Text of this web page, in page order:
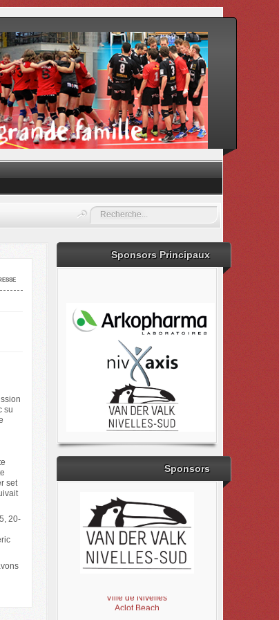
Rechercher
su
set
20-
Sponsors Principaux
Sponsors
Ville de Nivelles
Aclot Beach